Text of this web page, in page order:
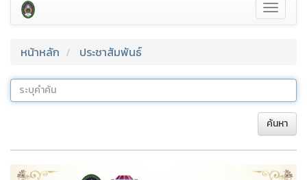
Toggle
หน้าหลัก
ประชาสัมพันธ์
ค้นหา